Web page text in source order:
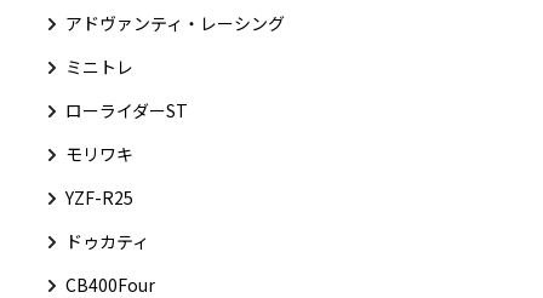
アドヴァンティ・レーシング
ミニトレ
ローライダーST
モリワキ
YZF-R25
ドゥカティ
CB400Four